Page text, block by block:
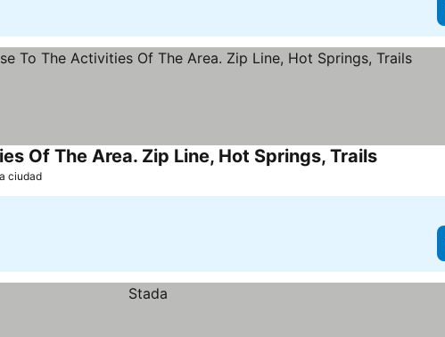
Of The Area. Zip Line, Hot Springs, TrailsVer precios
ciudad